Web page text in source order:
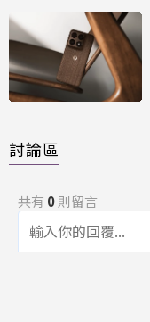
討論區
共有 0則留言